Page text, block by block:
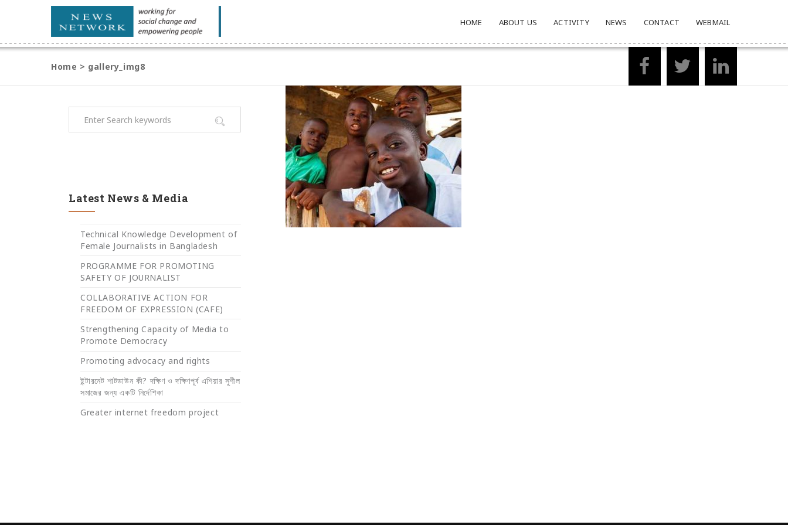
HOME ABOUT US ACTIVITY NEWS CONTACT WEBMAIL
Home > gallery_img8
Latest News & Media
Technical Knowledge Development of
Female Journalists in Bangladesh
PROGRAMME FOR PROMOTING
SAFETY OF JOURNALIST
COLLABORATIVE ACTION FOR
FREEDOM OF EXPRESSION (CAFE)
Strengthening Capacity of Media to
Promote Democracy
Promoting advocacy and rights
ইন্টারনেট শাটডাউন কী? দক্ষিণ ও দক্ষিণপূর্ব এশিয়ার সুশীল
সমাজের জন্য একটি নির্দেশিকা
Greater internet freedom project